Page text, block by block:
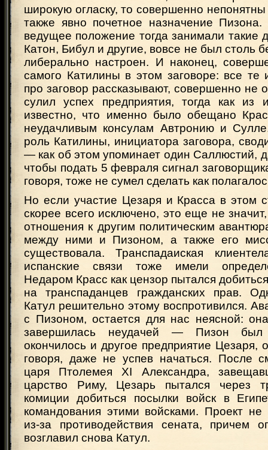
широкую огласку, то совершенно
также явно почетное назначение
ведущее положение тогда занимали такие
Катон, Бибул и другие, вовсе не был столь
либерально настроен. И наконец,
самого Катилины в этом заговоре: все те
про заговор рассказывают, совершенно не
сулил успех предприятия, тогда как
известно, что именно было обещано
неудачливым консулам Автронию и
роль Катилины, инициатора заговора,
— как об этом упоминает один Саллюстий,
чтобы подать 5 февраля сигнал
говоря, тоже не сумел сделать как
Но если участие Цезаря и Красса в этом
скорее всего исключено, это еще не
отношения к другим политическим
между ними и Пизоном, а также его
существовала. Транспадаиская
испанские связи тоже имели
Недаром Красс как цензор пытался
на транспаданцев гражданских прав.
Катул решительно этому воспротивился.
с Пизоном, остается для нас неясной:
завершилась неудачей — Пизон был
окончилось и другое предприятие Цезаря,
говоря, даже не успев начаться. После
царя Птолемея XI Александра,
царство Риму, Цезарь пытался через
комиции добиться посылки войск в
командования этими войсками. Проект
из-за противодействия сената, причем
возглавил снова Катул.